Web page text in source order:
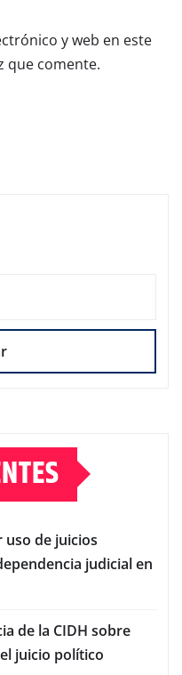
y web en este
que comente.
uso de juicios
judicial en
de la CIDH sobre
juicio político